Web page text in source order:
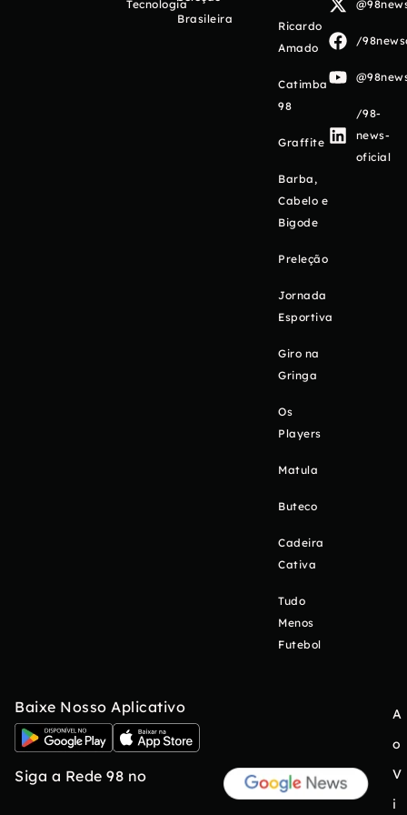
Tecnologia
Brasileira
Ricardo
Amado
Catimba
98
Graffite
Barba,
Cabelo e
Bigode
Preleção
Jornada
Esportiva
Giro na
Gringa
Os
Players
Matula
Buteco
Cadeira
Cativa
Tudo
Menos
Futebol
/
/98-
news-
oficial
Baixe Nosso Aplicativo
Siga a Rede 98 no
A
o
V
i